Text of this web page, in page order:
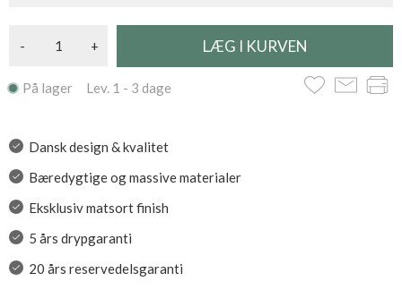
- +
På lager Lev. 1 - 3 dage
Dansk design & kvalitet
Bæredygtige og massive materialer
Eksklusiv matsort finish
5 års drypgaranti
20 års reservedelsgaranti